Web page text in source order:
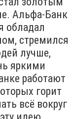
Альфа-Банк
обладал
стремился
лучше,
яркими
работают
горит
всё вокруг